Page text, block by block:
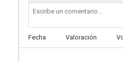
Fecha Valoración